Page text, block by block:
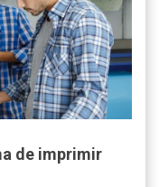
de imprimir